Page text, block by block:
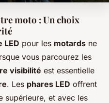
moto : Un choix
LED pour les motards ne
vous parcourez les
visibilité est essentielle
. Les phares LED offrent
supérieure, et avec les